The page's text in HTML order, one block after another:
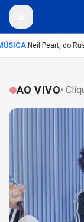
:Neil Peart, do
AO VIVO•